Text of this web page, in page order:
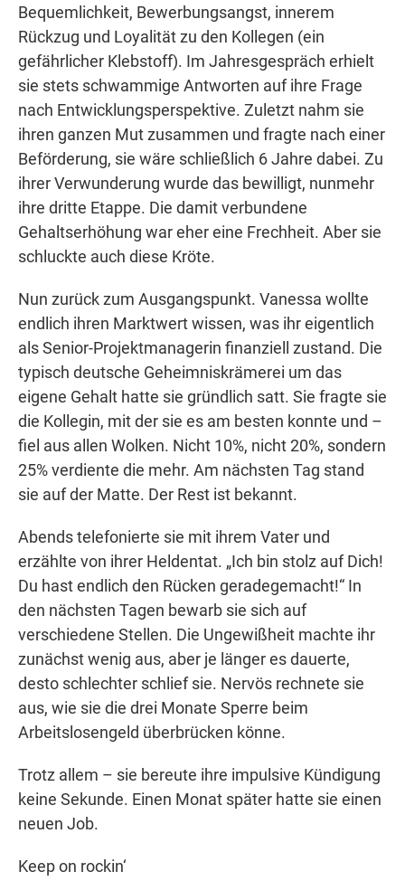
Bequemlichkeit, Bewerbungsangst, innerem
Rückzug und Loyalität zu den Kollegen (ein
gefährlicher Klebstoff). Im Jahresgespräch erhielt
sie stets schwammige Antworten auf ihre Frage
nach Entwicklungsperspektive. Zuletzt nahm sie
ihren ganzen Mut zusammen und fragte nach einer
Beförderung, sie wäre schließlich 6 Jahre dabei. Zu
ihrer Verwunderung wurde das bewilligt, nunmehr
ihre dritte Etappe. Die damit verbundene
Gehaltserhöhung war eher eine Frechheit. Aber sie
schluckte auch diese Kröte.
Nun zurück zum Ausgangspunkt. Vanessa wollte
endlich ihren Marktwert wissen, was ihr eigentlich
als Senior-Projektmanagerin finanziell zustand. Die
typisch deutsche Geheimniskrämerei um das
eigene Gehalt hatte sie gründlich satt. Sie fragte sie
die Kollegin, mit der sie es am besten konnte und –
fiel aus allen Wolken. Nicht 10%, nicht 20%, sondern
25% verdiente die mehr. Am nächsten Tag stand
sie auf der Matte. Der Rest ist bekannt.
Abends telefonierte sie mit ihrem Vater und
erzählte von ihrer Heldentat. „Ich bin stolz auf Dich!
Du hast endlich den Rücken geradegemacht!“ In
den nächsten Tagen bewarb sie sich auf
verschiedene Stellen. Die Ungewißheit machte ihr
zunächst wenig aus, aber je länger es dauerte,
desto schlechter schlief sie. Nervös rechnete sie
aus, wie sie die drei Monate Sperre beim
Arbeitslosengeld überbrücken könne.
Trotz allem – sie bereute ihre impulsive Kündigung
keine Sekunde. Einen Monat später hatte sie einen
neuen Job.
Keep on rockin‘